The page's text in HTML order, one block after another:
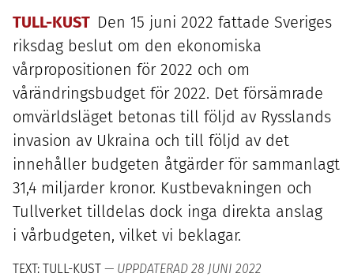
TULL-KUST Den 15 juni 2022 fattade Sveriges
riksdag beslut om den ekonomiska
vårpropositionen för 2022 och om
vårändringsbudget för 2022. Det försämrade
omvärldsläget betonas till följd av Rysslands
invasion av Ukraina och till följd av det
innehåller budgeten åtgärder för sammanlagt
31,4 miljarder kronor. Kustbevakningen och
Tullverket tilldelas dock inga direkta anslag
i vårbudgeten, vilket vi beklagar.
TEXT: TULL-KUST — UPPDATERAD 28 JUNI 2022